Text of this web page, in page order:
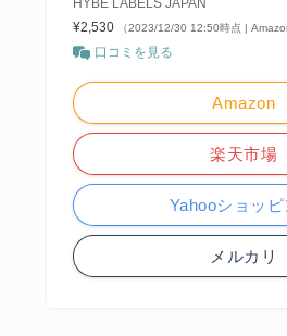
HYBE LABELS JAPAN
¥2,530
（2023/12/30 12:50時点 |
口コミを見る
Amazon
楽天市場
Yahooショッ
メルカリ